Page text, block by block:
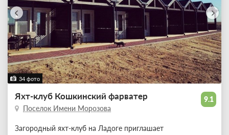
34 фото
9.1
Яхт-клуб Кошкинский фарватер
Поселок Имени Морозова
Загородный яхт-клуб на Ладоге приглашает